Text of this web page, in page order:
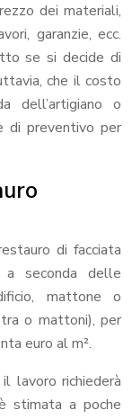
dei materiali,
garanzie, ecc.
se si decide di
che il costo
dell’artigiano o
di preventivo per
di facciata
seconda delle
mattone o
o mattoni), per
euro al m².
lavoro richiederà
stimata a poche